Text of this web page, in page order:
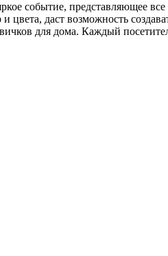
событие, представляющее
цвета, даст возможность
для дома. Каждый